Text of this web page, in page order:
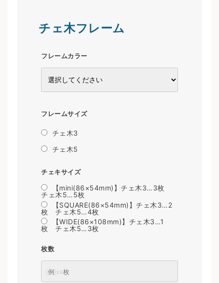
チェ木フレーム
フレームカラー
フレームサイズ
チェ木3
チェ木5
チェキサイズ
【mini(86×54mm)】チェ木3…3枚
チェ木5…5枚
【SQUARE(86×54mm)】チェ木3…2
枚 チェ木5…4枚
【WIDE(86×108mm)】チェ木3…1
枚 チェ木5…3枚
枚数